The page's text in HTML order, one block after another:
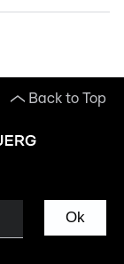
Back to Top
Ok